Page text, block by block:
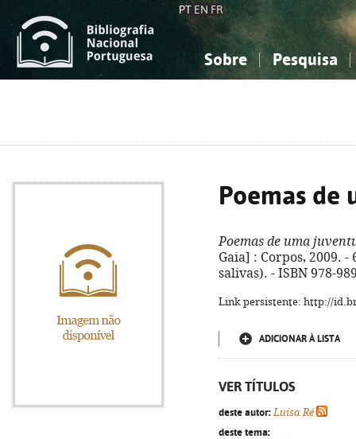
PT EN FR
Sobre Pesquisa
Poemas de
Poemas de uma
Gaia] : Corpos, 2009. -
salivas). - ISBN 978-
Link persistente: http://
ADICIONAR À LISTA
VER TÍTULOS
deste autor: Luísa Ré
deste tema: